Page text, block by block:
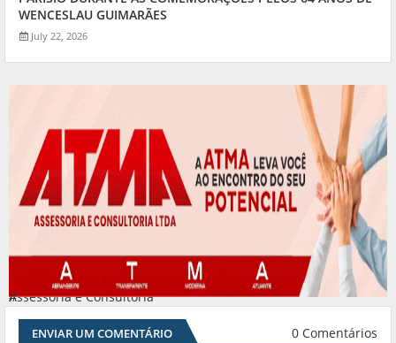
WENCESLAU GUIMARÃES
July 22, 2026
Assessoria e Consultoria
#
ENVIAR UM COMENTÁRIO 0 Comentários